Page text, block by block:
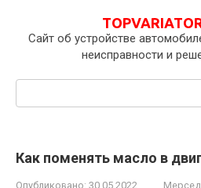
контентуСайт об устройстве
неисправности и
Поиск:
Как поменять масло в
Опубликовано: 30.05.2022